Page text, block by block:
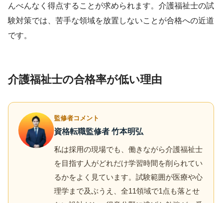
んべんなく得点することが求められます。介護福祉士の試
験対策では、苦手な領域を放置しないことが合格への近道
です。
介護福祉士の合格率が低い理由
監修者コメント
資格転職監修者 竹本明弘
私は採用の現場でも、働きながら介護福祉士
を目指す人がどれだけ学習時間を削られてい
るかをよく見ています。試験範囲が医療や心
理学まで及ぶうえ、全11領域で1点も落とせ